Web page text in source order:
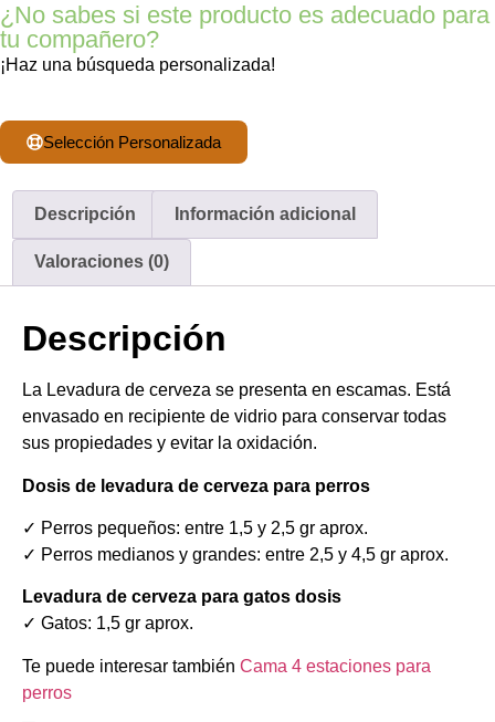
¿No sabes si este producto es adecuado para
tu compañero?
¡Haz una búsqueda personalizada!
Selección Personalizada
Descripción Información adicional
Valoraciones (0)
Descripción
La Levadura de cerveza se presenta en escamas. Está
envasado en recipiente de vidrio para conservar todas
sus propiedades y evitar la oxidación.
Dosis de levadura de cerveza para perros
✓ Perros pequeños: entre 1,5 y 2,5 gr aprox.
✓ Perros medianos y grandes: entre 2,5 y 4,5 gr aprox.
Levadura de cerveza para gatos dosis
✓ Gatos: 1,5 gr aprox.
Te puede interesar también Cama 4 estaciones para
perros